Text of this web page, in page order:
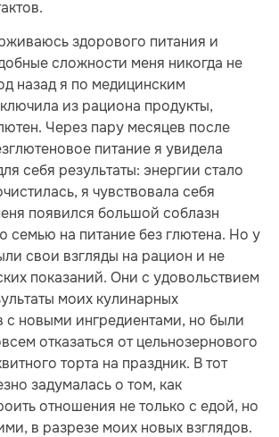
здорового питания и
сложности меня никогда не
назад я по медицинским
из рациона продукты,
Через пару месяцев после
питание я увидела
себя результаты: энергии стало
я чувствовала себя
появился большой соблазн
семью на питание без глютена. Но у
свои взгляды на рацион и не
показаний. Они с удовольствием
моих кулинарных
с новыми ингредиентами, но были
отказаться от цельнозернового
торта на праздник. В тот
задумалась о том, как
отношения не только с едой, но
в разрезе моих новых взглядов.